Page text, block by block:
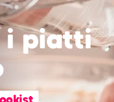
i piatti